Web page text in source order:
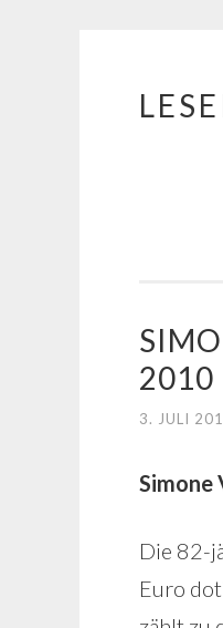
Springe
2010
3. JULI
Simone
Die 82-
Euro